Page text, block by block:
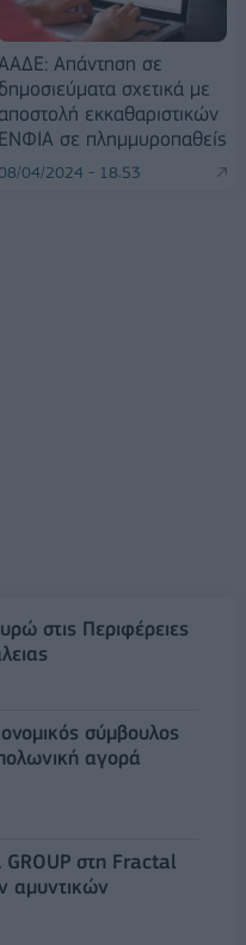
ΑΑΔΕ: Απάντηση σε
δημοσιεύματα σχετικά με
αποστολή εκκαθαριστικών
ΕΝΦΙΑ σε πλημμυροπαθείς
08/04/2024 - 18:53
στις Περιφέρειες
σύμβουλος
αγορά
GROUP στη Fractal
αμυντικών